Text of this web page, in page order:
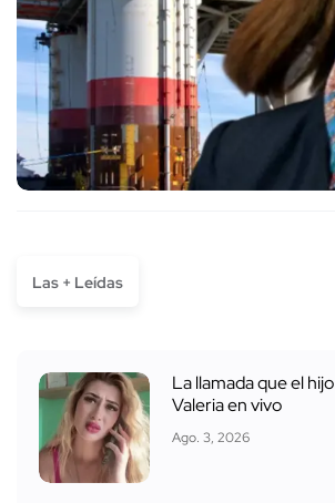
Las + Leídas
La llamada que el
Valeria en vivo
Ago. 3, 2026